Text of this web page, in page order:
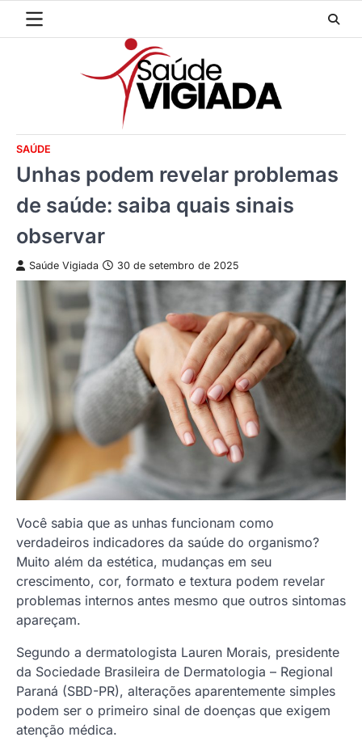
SAÚDE
Unhas podem revelar problemas
de saúde: saiba quais sinais
observar
Saúde Vigiada 30 de setembro de 2025
Você sabia que as unhas funcionam como
verdadeiros indicadores da saúde do organismo?
Muito além da estética, mudanças em seu
crescimento, cor, formato e textura podem revelar
problemas internos antes mesmo que outros sintomas
apareçam.
Segundo a dermatologista Lauren Morais, presidente
da Sociedade Brasileira de Dermatologia – Regional
Paraná (SBD-PR), alterações aparentemente simples
podem ser o primeiro sinal de doenças que exigem
atenção médica.